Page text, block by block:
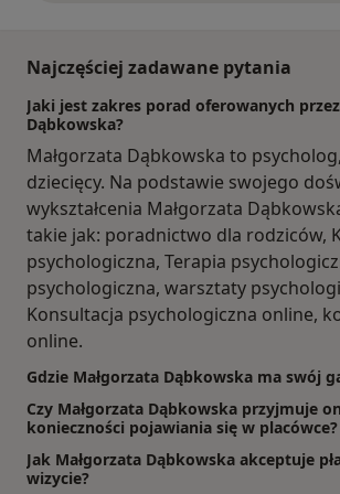
Najczęściej zadawane pytania
Jaki jest zakres porad oferowanych
Dąbkowska?
Małgorzata Dąbkowska to
dziecięcy. Na podstawie swojego
wykształcenia Małgorzata
takie jak: poradnictwo dla rodziców,
psychologiczna, Terapia
psychologiczna, warsztaty
Konsultacja psychologiczna online,
online.
Gdzie Małgorzata Dąbkowska ma swój
Czy Małgorzata Dąbkowska przyjmuje
konieczności pojawiania się w placówce?
Jak Małgorzata Dąbkowska akceptuje
wizycie?